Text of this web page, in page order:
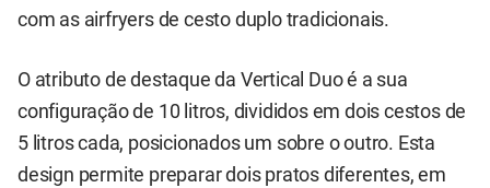
com as airfryers de cesto duplo tradicionais.
O atributo de destaque da Vertical Duo é a sua
configuração de 10 litros, divididos em dois cestos de
5 litros cada, posicionados um sobre o outro. Esta
design permite preparar dois pratos diferentes, em